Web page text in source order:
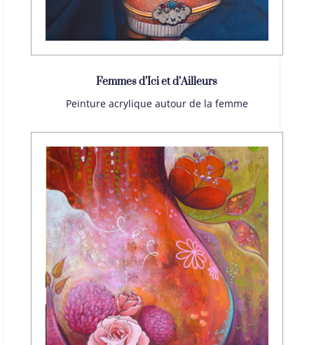
Femmes d’Ici et d’Ailleurs
Peinture acrylique autour de la femme